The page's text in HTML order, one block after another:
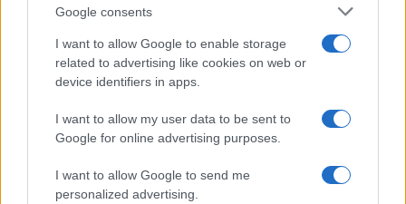
Google consents
I want to allow Google to enable storage
related to advertising like cookies on web or
device identifiers in apps.
I want to allow my user data to be sent to
Google for online advertising purposes.
I want to allow Google to send me
personalized advertising.
Μητσοτάκης στην υπογραφή συμφωνίας
για την ηλεκτρική διασύνδεση Ελλάδας –
Κύπρου: «Ισχυρή ψήφος εμπιστοσύνης» η
είσοδος της Meridiam στην GSI
Βαρβιτσιώτη: «Ήταν φτιαγμένος από
εκείνο το σπάνιο μέταλλο μιας άλλης
εποχής», είπε ο Κυριάκος Μητσοτάκης
Νέες απώλειες για την Καρυστιανού: